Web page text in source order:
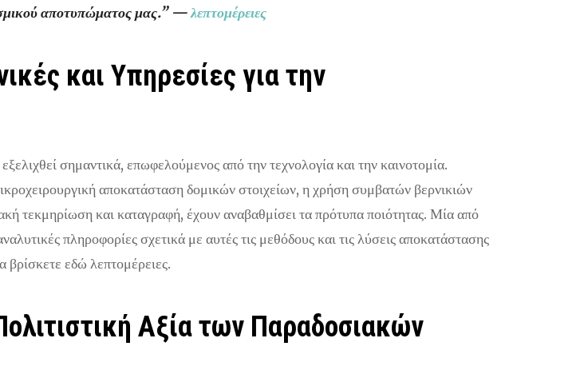
αποτυπώματος μας.” —λεπτομέρειες
και Υπηρεσίες για την
σημαντικά, επωφελούμενος από την τεχνολογία και την καινοτομία.
αποκατάσταση δομικών στοιχείων, η χρήση συμβατών βερνικιών
τεκμηρίωση και καταγραφή, έχουν αναβαθμίσει τα πρότυπα ποιότητας. Μία από
πληροφορίες σχετικά με αυτές τις μεθόδους και τις λύσεις αποκατάστασης
βρίσκετε εδώ λεπτομέρειες.
Αξία των Παραδοσιακών